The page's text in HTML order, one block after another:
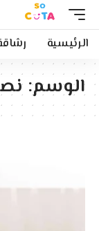
الرئيسية
الوسم: